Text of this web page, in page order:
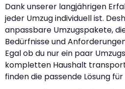
Dank unserer langjährigen
jeder Umzug individuell ist.
anpassbare Umzugspakete,
Bedürfnisse und
Egal ob du nur ein paar
kompletten Haushalt
finden die passende Lösung für